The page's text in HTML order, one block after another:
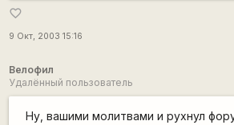
favorite_border
9 Окт, 2003 15:16
Велофил
Удалённый пользователь
Ну, вашими молитвами и рухнул